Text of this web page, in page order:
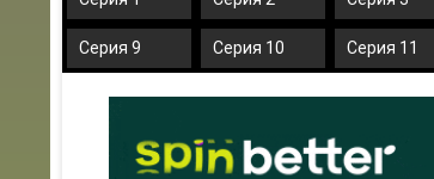
Серия 9 Серия 10 Серия 11